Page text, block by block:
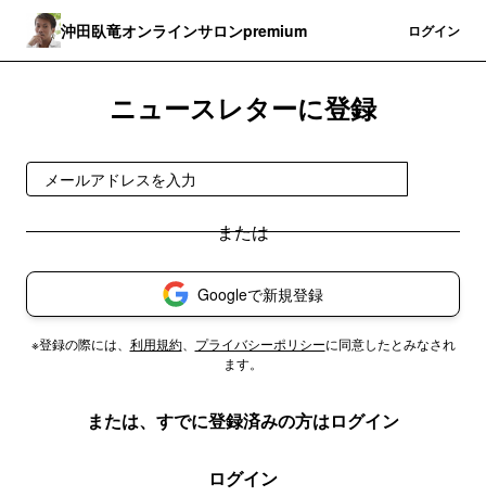
沖田臥竜オンラインサロンpremium ログイン
ニュースレターに登録
Googleで新規登録
※登録の際には、 利用規約、 プライバシーポリシーに同意したとみなされ
ます。
または、すでに登録済みの方はログイン
ログイン